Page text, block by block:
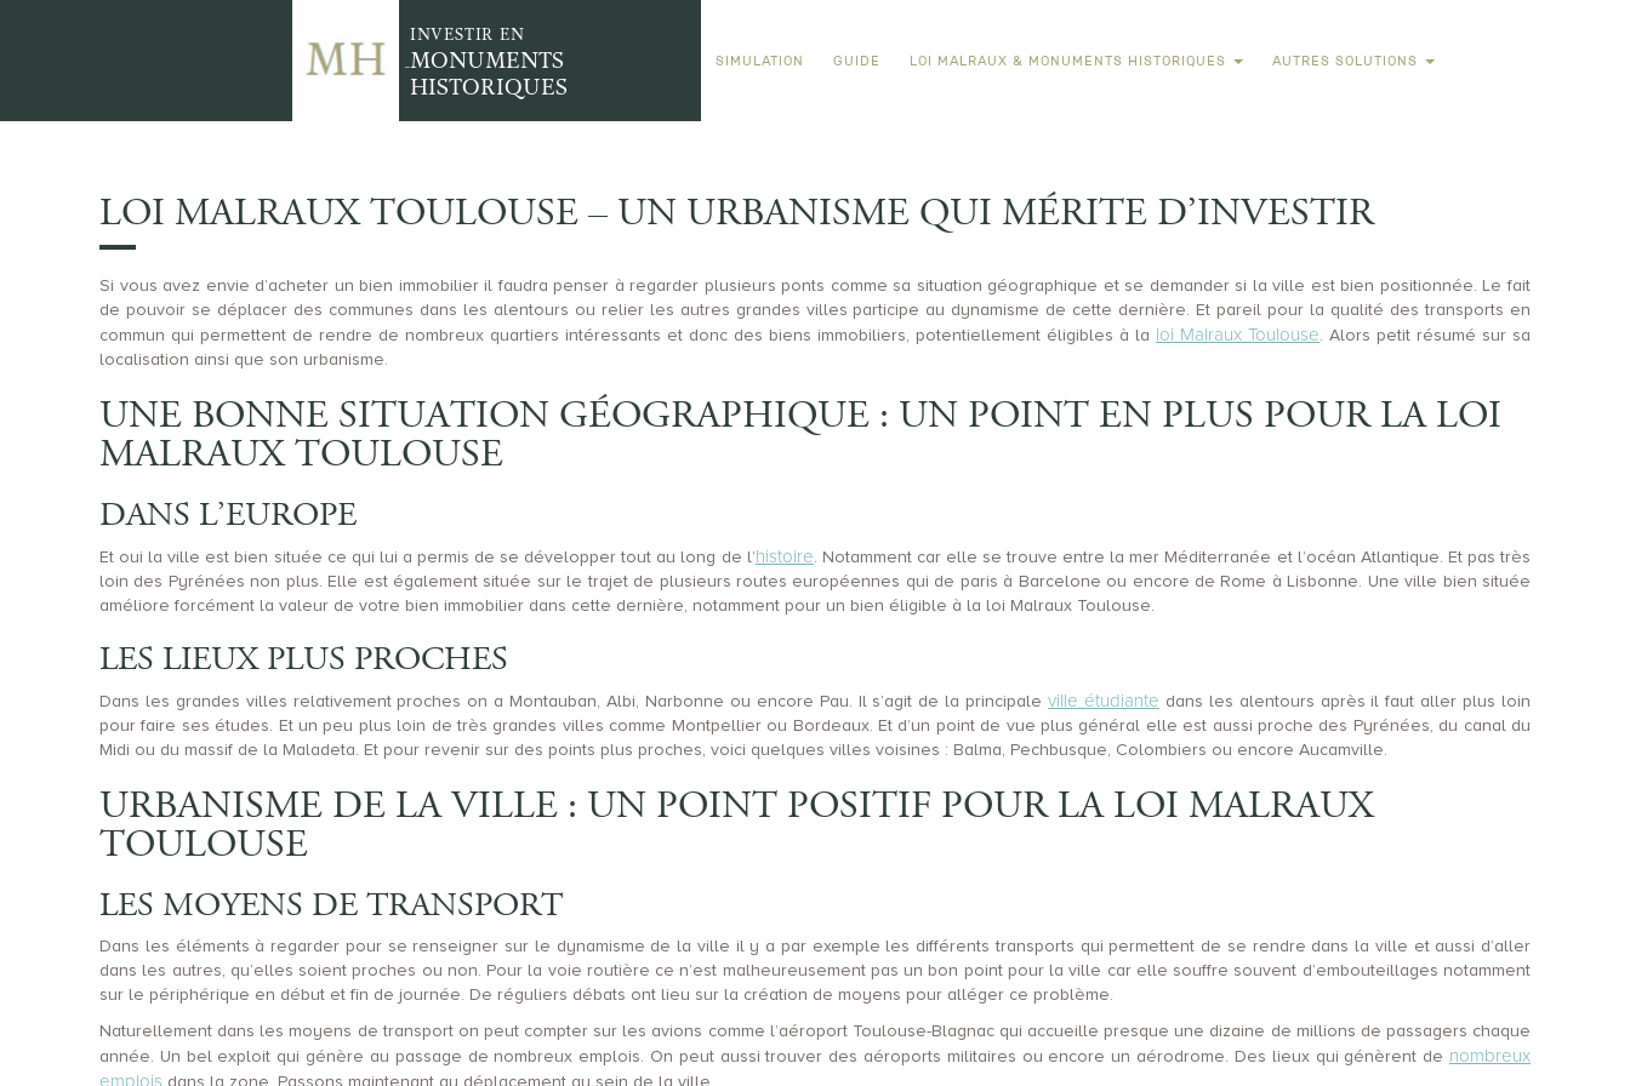
INVESTIR EN
MONUMENTS
HISTORIQUES
SIMULATION GUIDE LOI MALRAUX & MONUMENTS HISTORIQUES AUTRES SOLUTIONS
LOI MALRAUX TOULOUSE – UN URBANISME QUI MÉRITE D’INVESTIR
Si vous avez envie d’acheter un bien immobilier il faudra penser à regarder plusieurs ponts comme sa situation géographique et se demander si la ville est bien positionnée. Le fait
de pouvoir se déplacer des communes dans les alentours ou relier les autres grandes villes participe au dynamisme de cette dernière. Et pareil pour la qualité des transports en
commun qui permettent de rendre de nombreux quartiers intéressants et donc des biens immobiliers, potentiellement éligibles à la loi Malraux Toulouse. Alors petit résumé sur sa
localisation ainsi que son urbanisme.
UNE BONNE SITUATION GÉOGRAPHIQUE : UN POINT EN PLUS POUR LA LOI
MALRAUX TOULOUSE
DANS L’EUROPE
Et oui la ville est bien située ce qui lui a permis de se développer tout au long de l’histoire. Notamment car elle se trouve entre la mer Méditerranée et l’océan Atlantique. Et pas très
loin des Pyrénées non plus. Elle est également située sur le trajet de plusieurs routes européennes qui de paris à Barcelone ou encore de Rome à Lisbonne. Une ville bien située
améliore forcément la valeur de votre bien immobilier dans cette dernière, notamment pour un bien éligible à la loi Malraux Toulouse.
LES LIEUX PLUS PROCHES
Dans les grandes villes relativement proches on a Montauban, Albi, Narbonne ou encore Pau. Il s’agit de la principaleville étudiante dans les alentours après il faut aller plus loin
pour faire ses études. Et un peu plus loin de très grandes villes comme Montpellier ou Bordeaux. Et d’un point de vue plus général elle est aussi proche des Pyrénées, du canal du
Midi ou du massif de la Maladeta. Et pour revenir sur des points plus proches, voici quelques villes voisines : Balma, Pechbusque, Colombiers ou encore Aucamville.
URBANISME DE LA VILLE : UN POINT POSITIF POUR LA LOI MALRAUX
TOULOUSE
LES MOYENS DE TRANSPORT
Dans les éléments à regarder pour se renseigner sur le dynamisme de la ville il y a par exemple les différents transports qui permettent de se rendre dans la ville et aussi d’aller
dans les autres, qu’elles soient proches ou non. Pour la voie routière ce n’est malheureusement pas un bon point pour la ville car elle souffre souvent d’embouteillages notamment
sur le périphérique en début et fin de journée. De réguliers débats ont lieu sur la création de moyens pour alléger ce problème.
Naturellement dans les moyens de transport on peut compter sur les avions comme l’aéroport Toulouse-Blagnac qui accueille presque une dizaine de millions de passagers chaque
année. Un bel exploit qui génère au passage de nombreux emplois. On peut aussi trouver des aéroports militaires ou encore un aérodrome. Des lieux qui génèrent de nombreux
emplois dans la zone. Passons maintenant au déplacement au sein de la ville.